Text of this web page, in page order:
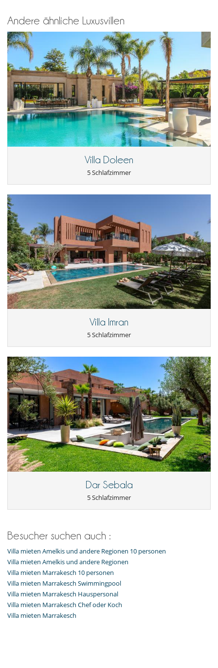
Andere ähnliche Luxusvillen
Villa Doleen
5 Schlafzimmer
Villa Imran
5 Schlafzimmer
Dar Sebala
5 Schlafzimmer
Besucher suchen auch :
Villa mieten Amelkis und andere Regionen 10 personen
Villa mieten Amelkis und andere Regionen
Villa mieten Marrakesch 10 personen
Villa mieten Marrakesch Swimmingpool
Villa mieten Marrakesch Hauspersonal
Villa mieten Marrakesch Chef oder Koch
Villa mieten Marrakesch